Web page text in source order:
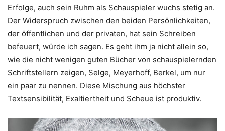
Erfolge, auch sein Ruhm als Schauspieler wuchs stetig an.
Der Widerspruch zwischen den beiden Persönlichkeiten,
der öffentlichen und der privaten, hat sein Schreiben
befeuert, würde ich sagen. Es geht ihm ja nicht allein so,
wie die nicht wenigen guten Bücher von schauspielernden
Schriftstellern zeigen, Selge, Meyerhoff, Berkel, um nur
ein paar zu nennen. Diese Mischung aus höchster
Textsensibilität, Exaltiertheit und Scheue ist produktiv.